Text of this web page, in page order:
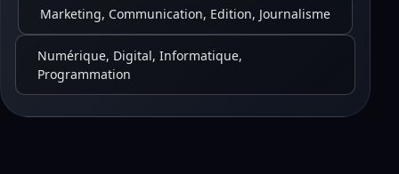
Marketing, Communication, Edition, Journalisme
Numérique, Digital, Informatique,
Programmation